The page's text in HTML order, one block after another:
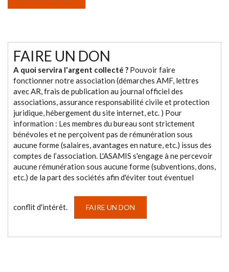
FAIRE UN DON
A quoi servira l'argent collecté ? Pouvoir faire
fonctionner notre association (démarches AMF, lettres
avec AR, frais de publication au journal officiel des
associations, assurance responsabilité civile et protection
juridique, hébergement du site internet, etc. ) Pour
information : Les membres du bureau sont strictement
bénévoles et ne perçoivent pas de rémunération sous
aucune forme (salaires, avantages en nature, etc.) issus des
comptes de l’association. L'ASAMIS s'engage à ne percevoir
aucune rémunération sous aucune forme (subventions, dons,
etc.) de la part des sociétés afin d'éviter tout éventuel
conflit d'intérêt. FAIRE UN DON